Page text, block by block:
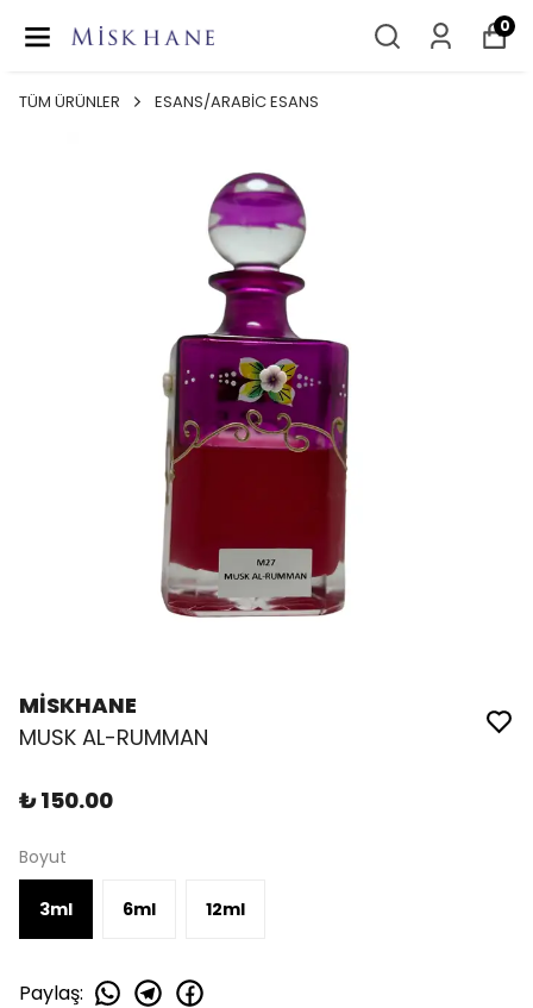
0
TÜM ÜRÜNLER ESANS/ARABİC ESANS
MİSKHANE
MUSK AL-RUMMAN
₺ 150.00
Boyut
3ml 6ml 12ml
Paylaş: